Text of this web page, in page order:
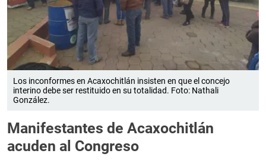
Los inconformes en Acaxochitlán insisten en que el concejo
interino debe ser restituido en su totalidad. Foto: Nathali
González.
Manifestantes de Acaxochitlán
acuden al Congreso